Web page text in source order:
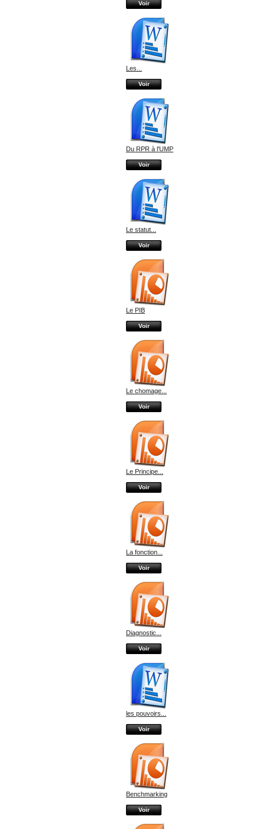
Voir
Les...
Voir
Du RPR à l'UMP
Voir
Le statut...
Voir
Le PIB
Voir
Le chomage...
Voir
Le Principe...
Voir
La fonction...
Voir
Diagnostic...
Voir
les pouvoirs...
Voir
Benchmarking
Voir